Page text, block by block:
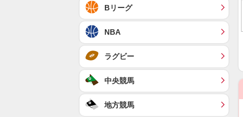
Bリーグ
NBA
ラグビー
中央競馬
地方競馬